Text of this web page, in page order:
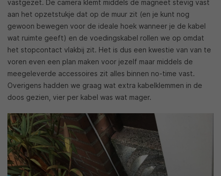
vastgezet. De camera klemt middels de magneet stevig vast
aan het opzetstukje dat op de muur zit (en je kunt nog
gewoon bewegen voor de ideale hoek wanneer je de kabel
wat ruimte geeft) en de voedingskabel rollen we op omdat
het stopcontact vlakbij zit. Het is dus een kwestie van van te
voren even een plan maken voor jezelf maar middels de
meegeleverde accessoires zit alles binnen no-time vast.
Overigens hadden we graag wat extra kabelklemmen in de
doos gezien, vier per kabel was wat mager.